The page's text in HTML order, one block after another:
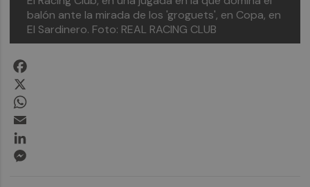
balón ante la mirada de los 'groguets', en Copa, en
El Sardinero. Foto: REAL RACING CLUB